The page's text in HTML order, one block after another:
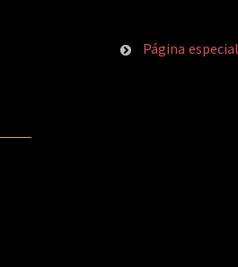
Página especial